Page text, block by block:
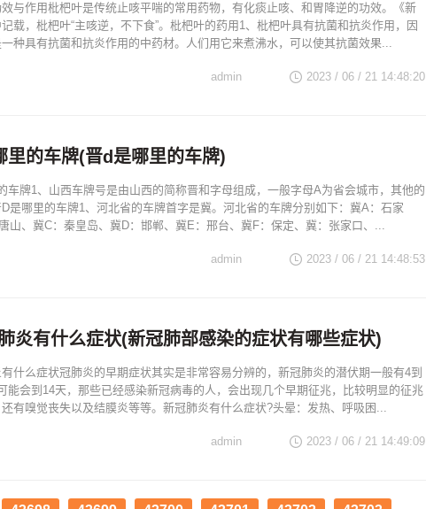
与作用枇杷叶是传统止咳平喘的常用药物，有化痰止咳、和胃降逆的功效。《新
载，枇杷叶“主咳逆，不下食”。枇杷叶的药用1、枇杷叶具有抗菌和抗炎作用，因
种具有抗菌和抗炎作用的中药材。人们用它来煮沸水，可以使其抗菌效果...
2023 / 06 / 21 14:48:20
admin
里的车牌(晋d是哪里的车牌)
车牌1、山西车牌号是由山西的简称晋和字母组成，一般字母A为省会城市，其他的
是哪里的车牌1、河北省的车牌首字是冀。河北省的车牌分别如下：冀A：石家
山、冀C：秦皇岛、冀D：邯郸、冀E：邢台、冀F：保定、冀：张家口、...
2023 / 06 / 21 14:48:53
admin
炎有什么症状(新冠肺部感染的症状有哪些症状)
什么症状冠肺炎的早期症状其实是非常容易分辨的，新冠肺炎的潜伏期一般有4到
能会到14天，那些已经感染新冠病毒的人，会出现几个早期征兆，比较明显的征兆
有嗅觉丧失以及结膜炎等等。新冠肺炎有什么症状?头晕：发热、呼吸困...
2023 / 06 / 21 14:49:09
admin